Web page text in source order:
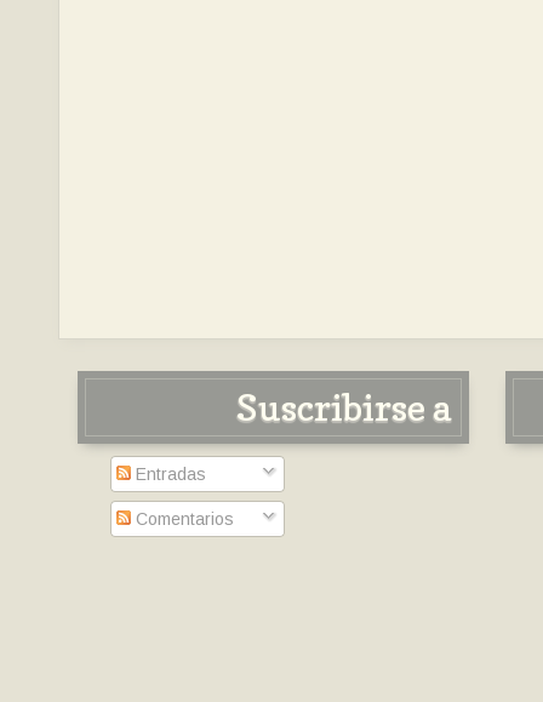
Suscribirse a
Entradas
Comentarios